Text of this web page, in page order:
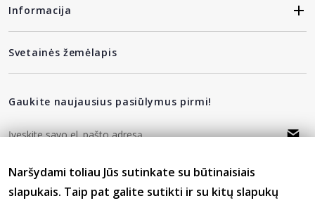
Informacija
Svetainės žemėlapis
Gaukite naujausius pasiūlymus pirmi!
Sutinku suprivatumo politika
Naršydami toliau Jūs sutinkate su būtinaisiais
slapukais. Taip pat galite sutikti ir su kitų slapukų